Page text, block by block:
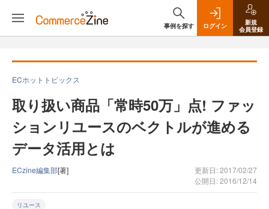
事例を探す ログイン
新規
会員登録
ECホットトピックス
取り扱い商品「常時50万」点! ファッ
ションリユースのベクトルが進める
データ活用とは
ECzine編集部[著]
更新日: 2017/02/27
公開日: 2016/12/14
リユース